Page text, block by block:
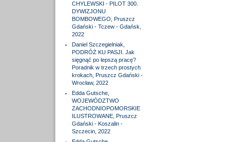
CHYLEWSKI - PILOT 300.
DYWIZJONU
BOMBOWEGO, Pruszcz
Gdański - Tczew - Gdańsk,
2022
Daniel Szczegielniak,
PODRÓŻ KU PASJI. Jak
sięgnąć po lepszą pracę?
Poradnik w trzech prostych
krokach, Pruszcz Gdański -
Wrocław, 2022
Edda Gutsche,
WOJEWÓDZTWO
ZACHODNIOPOMORSKIE
ILUSTROWANE, Pruszcz
Gdański - Koszalin -
Szczecin, 2022